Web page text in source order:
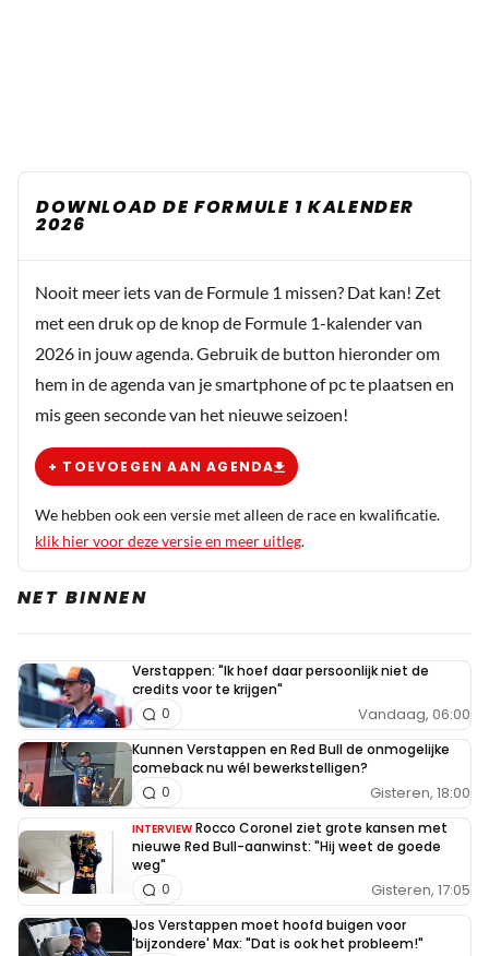
DOWNLOAD DE FORMULE 1 KALENDER
2026
Nooit meer iets van de Formule 1 missen? Dat kan! Zet
met een druk op de knop de Formule 1-kalender van
2026 in jouw agenda. Gebruik de button hieronder om
hem in de agenda van je smartphone of pc te plaatsen en
mis geen seconde van het nieuwe seizoen!
+ TOEVOEGEN AAN AGENDA
We hebben ook een versie met alleen de race en kwalificatie.
klik hier voor deze versie en meer uitleg.
NET BINNEN
Verstappen: "Ik hoef daar persoonlijk niet de
credits voor te krijgen"
Vandaag, 06:00
0
Kunnen Verstappen en Red Bull de onmogelijke
comeback nu wél bewerkstelligen?
Gisteren, 18:00
0
INTERVIEW Rocco Coronel ziet grote kansen met
nieuwe Red Bull-aanwinst: "Hij weet de goede
weg"
Gisteren, 17:05
0
Jos Verstappen moet hoofd buigen voor
'bijzondere' Max: "Dat is ook het probleem!"